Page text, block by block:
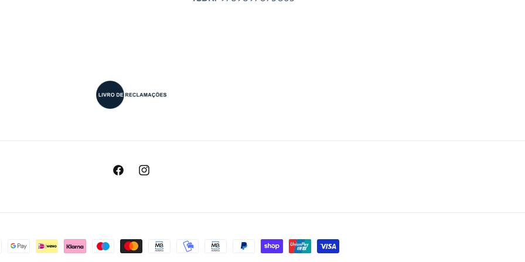
FacebookInstagram